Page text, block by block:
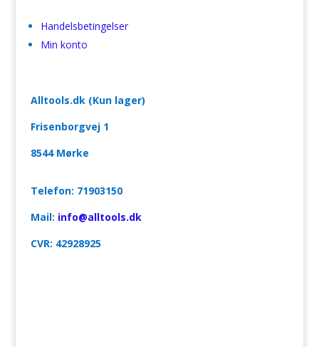
Handelsbetingelser
Min konto
Alltools.dk (Kun lager)
Frisenborgvej 1
8544 Mørke
Telefon: 71903150
Mail: info@alltools.dk
CVR: 42928925